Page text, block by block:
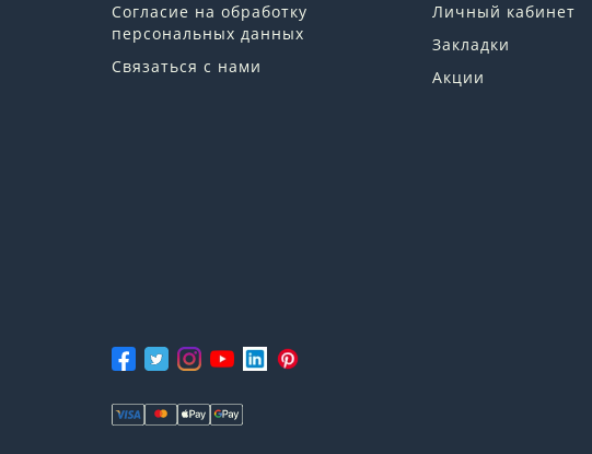
Согласие на обработку
персональных данных
Связаться с нами
Личный кабинет
Закладки
Акции